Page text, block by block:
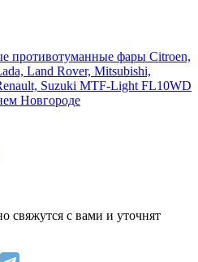
свяжутся с вами и уточнят